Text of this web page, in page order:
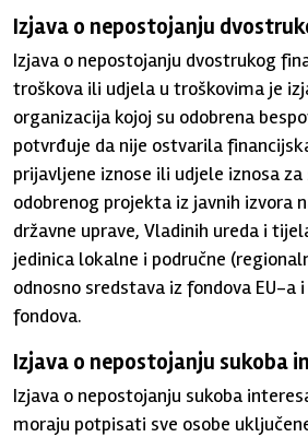
Izjava o nepostojanju
Izjava o nepostojanju dvostrukog
troškova ili udjela u troškovima je
organizacija kojoj su odobrena
potvrđuje da nije ostvarila
prijavljene iznose ili udjele iznosa
odobrenog projekta iz javnih izvora
državne uprave, Vladinih ureda i
jedinica lokalne i područne
odnosno sredstava iz fondova EU-a
fondova.
Izjava o nepostojanju sukoba
Izjava o nepostojanju sukoba
moraju potpisati sve osobe